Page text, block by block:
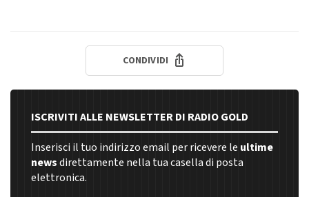
CONDIVIDI
ISCRIVITI ALLE NEWSLETTER DI RADIO GOLD
Inserisci il tuo indirizzo email per ricevere le ultime
newsdirettamente nella tua casella di posta
elettronica.